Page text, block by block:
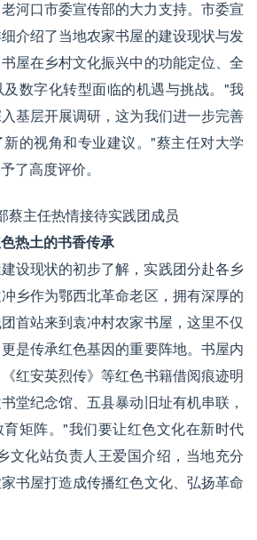
河口市委宣传部的大力支持。市委宣
介绍了当地农家书屋的建设现状与发
屋在乡村文化振兴中的功能定位、全
数字化转型面临的机遇与挑战。"我
基层开展调研，这为我们进一步完善
的视角和专业建议。"蔡主任对大学
了高度评价。
蔡主任热情接待实践团成员
热土的书香传承
设现状的初步了解，实践团分赴各乡
乡作为鄂西北革命老区，拥有深厚的
首站来到袁冲村农家书屋，这里不仅
是传承红色基因的重要阵地。书屋内
《红安英烈传》等红色书籍借阅痕迹明
堂纪念馆、五县暴动旧址有机串联，
矩阵。"我们要让红色文化在新时代
文化站负责人王爱国介绍，当地充分
书屋打造成传播红色文化、弘扬革命